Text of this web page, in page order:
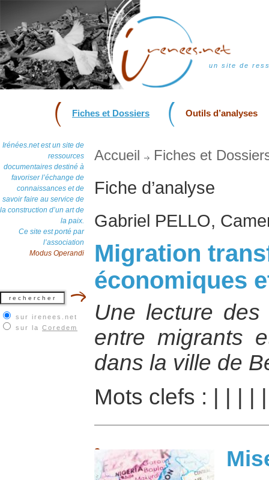
un site de
Fiches et Dossiers Outils d’analyses
Irénées.net est un site de
ressources
documentaires destiné à
favoriser l’échange de
connaissances et de
savoir faire au service de
la construction d’un art de
la paix.
Ce site est porté par
l’association
Modus Operandi
sur irenees.net
sur la Coredem
Accueil Fiches et
Fiche d’analyse
Gabriel PELLO,
Migration
économiques
Une lecture des
entre migrants
dans la ville de
Mots clefs :